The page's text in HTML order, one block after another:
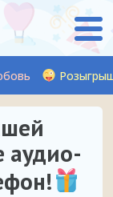
аудио-